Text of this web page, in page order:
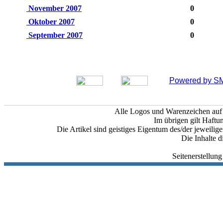
November 2007
0
Oktober 2007
0
September 2007
0
Powered by
Alle Logos und Warenzeichen
Im übrigen gilt
Die Artikel sind geistiges Eigentum des/der
Die Inhalte